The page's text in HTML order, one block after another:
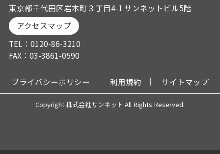
東京都千代田区岩本町３丁目4-1 サンネットビル5階
アクセスマップ
TEL：0120-86-3210
FAX：03-3861-0590
プライバシーポリシー 利用規約 サイトマップ
Copyright 株式会社サンネット All Rights Reserved.